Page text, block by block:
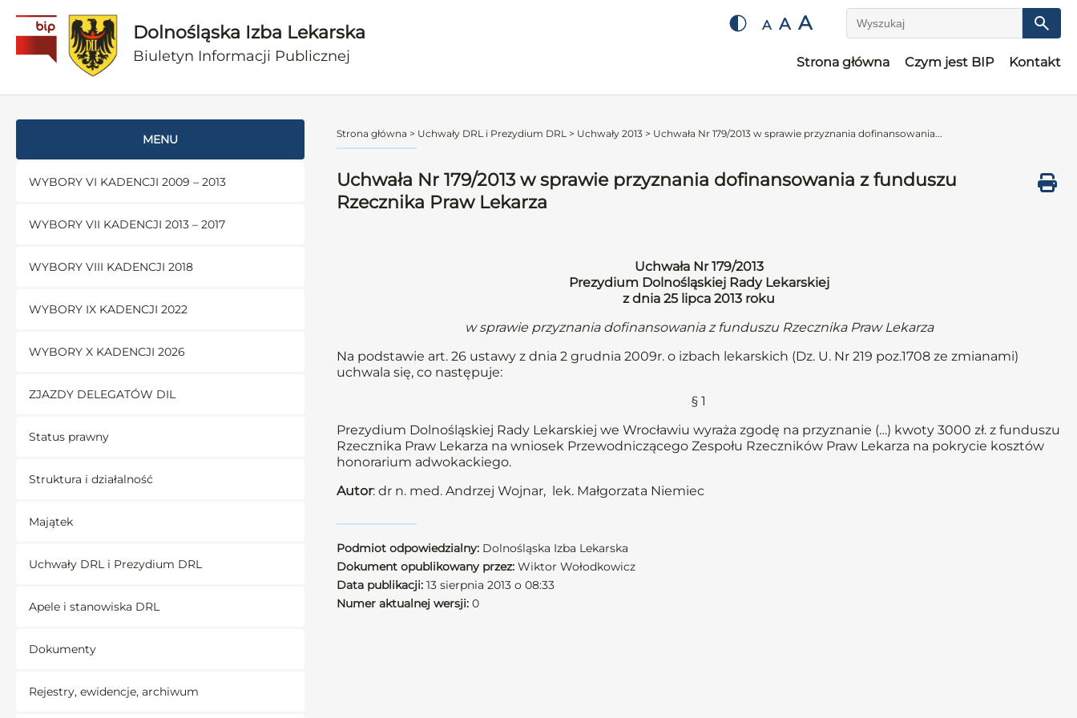
Dolnośląska Izba Lekarska
Biuletyn Informacji Publicznej
A A A Wyszukaj
Strona główna Czym jest BIP Kontakt
MENU
WYBORY VI KADENCJI 2009 – 2013
WYBORY VII KADENCJI 2013 – 2017
WYBORY VIII KADENCJI 2018
WYBORY IX KADENCJI 2022
WYBORY X KADENCJI 2026
ZJAZDY DELEGATÓW DIL
Status prawny
Struktura i działalność
Majątek
Uchwały DRL i Prezydium DRL
Apele i stanowiska DRL
Dokumenty
Rejestry, ewidencje, archiwum
Strona główna > Uchwały DRL i Prezydium DRL > Uchwały 2013 > Uchwała Nr 179/2013 w sprawie przyznania dofinansowania...
Uchwała Nr 179/2013 w sprawie przyznania dofinansowania z funduszu
Rzecznika Praw Lekarza
Uchwała Nr 179/2013
Prezydium Dolnośląskiej Rady Lekarskiej
z dnia 25 lipca 2013 roku
w sprawie przyznania dofinansowania z funduszu Rzecznika Praw Lekarza
Na podstawie art. 26 ustawy z dnia 2 grudnia 2009r. o izbach lekarskich (Dz. U. Nr 219 poz.1708 ze zmianami)
uchwala się, co następuje:
§ 1
Prezydium Dolnośląskiej Rady Lekarskiej we Wrocławiu wyraża zgodę na przyznanie (…) kwoty 3000 zł. z funduszu
Rzecznika Praw Lekarza na wniosek Przewodniczącego Zespołu Rzeczników Praw Lekarza na pokrycie kosztów
honorarium adwokackiego.
Autor: dr n. med. Andrzej Wojnar, lek. Małgorzata Niemiec
Podmiot odpowiedzialny: Dolnośląska Izba Lekarska
Dokument opublikowany przez: Wiktor Wołodkowicz
Data publikacji: 13 sierpnia 2013 o 08:33
Numer aktualnej wersji: 0